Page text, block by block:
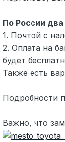
По России
1. Почтой с
2. Оплата на
будет
Также есть
Подробности
Важно, что